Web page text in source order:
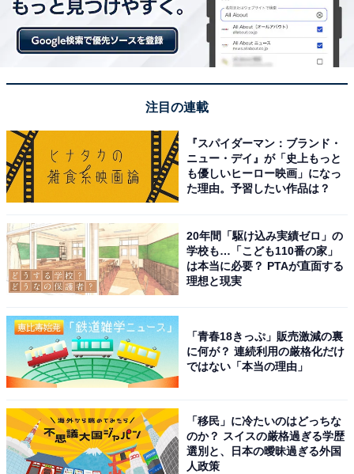
注目の連載
『スパイダーマン：ブランド・
ニュー・デイ』が「史上もっと
も優しいヒーロー映画」になっ
た理由。予習したい作品は？
20年間「駆け込み実績ゼロ」の
学校も…「こども110番の家」
は本当に必要？ PTAが直面する
理想と現実
「青春18きっぷ」販売激減の裏
に何が？ 連続利用の厳格化だけ
ではない「本当の理由」
「移民」に冷たいのはどっちな
のか？ スイスの厳格過ぎる学歴
選別と、日本の曖昧過ぎる外国
人政策